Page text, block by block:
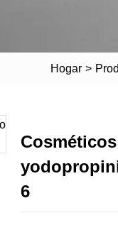
Hogar >
6